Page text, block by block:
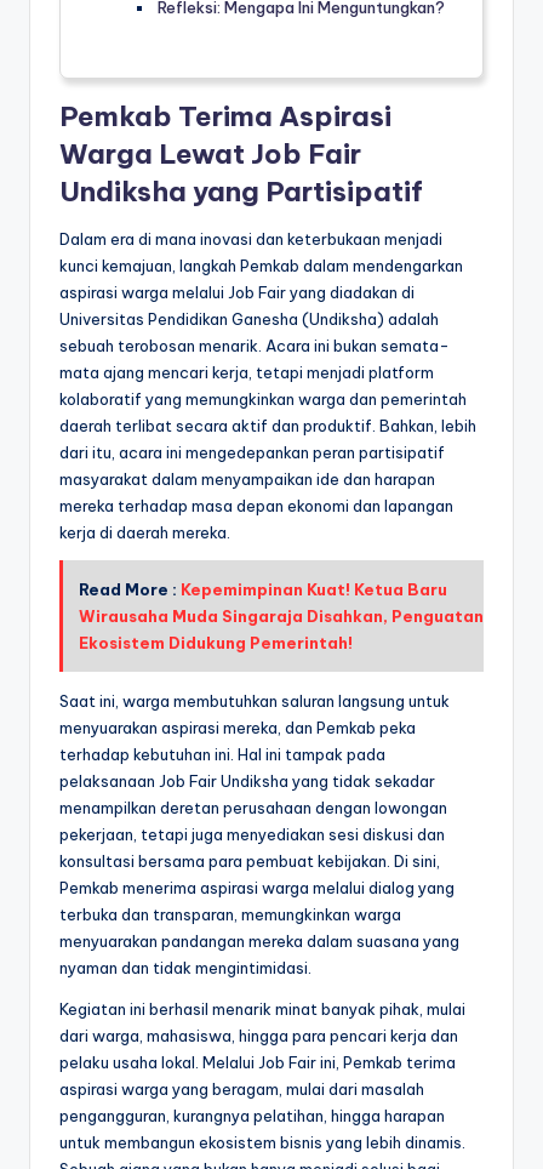
Refleksi: Mengapa Ini Menguntungkan?
Pemkab Terima Aspirasi
Warga Lewat Job Fair
Undiksha yang Partisipatif
Dalam era di mana inovasi dan keterbukaan menjadi
kunci kemajuan, langkah Pemkab dalam mendengarkan
aspirasi warga melalui Job Fair yang diadakan di
Universitas Pendidikan Ganesha (Undiksha) adalah
sebuah terobosan menarik. Acara ini bukan semata-
mata ajang mencari kerja, tetapi menjadi platform
kolaboratif yang memungkinkan warga dan pemerintah
daerah terlibat secara aktif dan produktif. Bahkan, lebih
dari itu, acara ini mengedepankan peran partisipatif
masyarakat dalam menyampaikan ide dan harapan
mereka terhadap masa depan ekonomi dan lapangan
kerja di daerah mereka.
Read More : Kepemimpinan Kuat! Ketua Baru
Wirausaha Muda Singaraja Disahkan, Penguatan
Ekosistem Didukung Pemerintah!
Saat ini, warga membutuhkan saluran langsung untuk
menyuarakan aspirasi mereka, dan Pemkab peka
terhadap kebutuhan ini. Hal ini tampak pada
pelaksanaan Job Fair Undiksha yang tidak sekadar
menampilkan deretan perusahaan dengan lowongan
pekerjaan, tetapi juga menyediakan sesi diskusi dan
konsultasi bersama para pembuat kebijakan. Di sini,
Pemkab menerima aspirasi warga melalui dialog yang
terbuka dan transparan, memungkinkan warga
menyuarakan pandangan mereka dalam suasana yang
nyaman dan tidak mengintimidasi.
Kegiatan ini berhasil menarik minat banyak pihak, mulai
dari warga, mahasiswa, hingga para pencari kerja dan
pelaku usaha lokal. Melalui Job Fair ini, Pemkab terima
aspirasi warga yang beragam, mulai dari masalah
pengangguran, kurangnya pelatihan, hingga harapan
untuk membangun ekosistem bisnis yang lebih dinamis.